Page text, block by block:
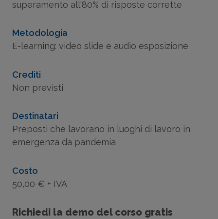
superamento all'80% di risposte corrette
Metodologia
E-learning: video slide e audio esposizione
Crediti
Non previsti
Destinatari
Preposti che lavorano in luoghi di lavoro in
emergenza da pandemia
Costo
50,00 € + IVA
Richiedi la demo del corso gratis